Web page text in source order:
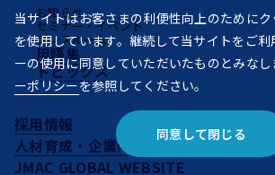
お知らせ
セミナー・イベント
プレスルーム
用語集
トピックス
採用情報
人材育成・企業内研修
JMAC GLOBAL WEBSITE
当サイトはお客さまの利便性向上のためにク
を使用しています。継続して当サイトをご
ーの使用に同意していただいたものとみな
ーポリシーを参照してください。
同意して閉じる